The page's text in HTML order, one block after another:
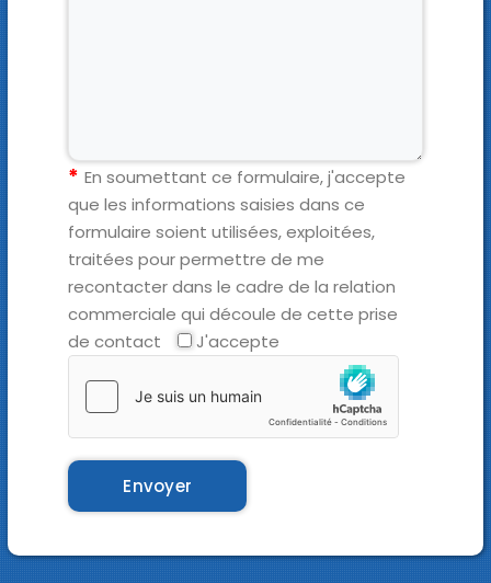
En soumettant ce formulaire, j'accepte
que les informations saisies dans ce
formulaire soient utilisées, exploitées,
traitées pour permettre de me
recontacter dans le cadre de la relation
commerciale qui découle de cette prise
de contact
J'accepte